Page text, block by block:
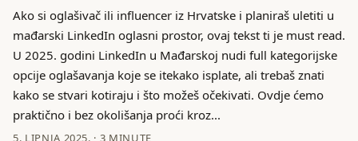
Ako si oglašivač ili influencer iz Hrvatske i planiraš uletiti u
mađarski LinkedIn oglasni prostor, ovaj tekst ti je must read.
U 2025. godini LinkedIn u Mađarskoj nudi full kategorijske
opcije oglašavanja koje se itekako isplate, ali trebaš znati
kako se stvari kotiraju i što možeš očekivati. Ovdje ćemo
praktično i bez okolišanja proći kroz...
5. LIPNJA 2025. · 3 MINUTE